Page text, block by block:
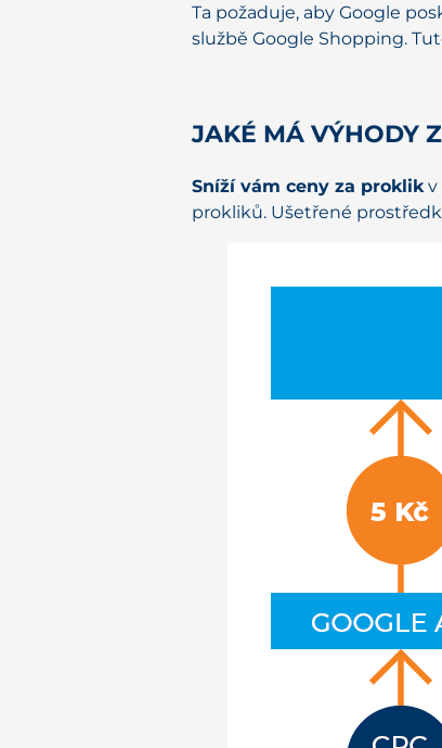
Ta požaduje, aby Google
službě Google Shopping.
JAKÉ MÁ VÝHODY
Sníží vám ceny za proklik v
prokliků. Ušetřené